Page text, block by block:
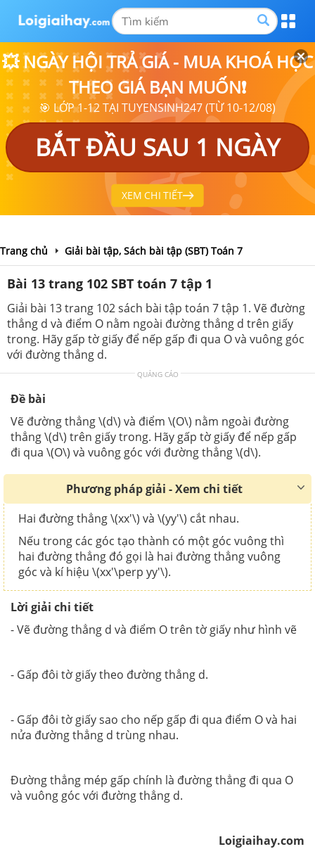
💥 NGÀY HỘI TRẢ GIÁ - MUA KHOÁ HỌC
THEO GIÁ BẠN MUỐN❗
🎯 LỚP 1-12 TẠI TUYENSINH247 (TỪ 10-12/08)
BẮT ĐẦU SAU 1 NGÀY
XEM CHI TIẾT
Trang chủ Giải bài tập, Sách bài tập (SBT) Toán 7
Bài 13 trang 102 SBT toán 7 tập 1
Giải bài 13 trang 102 sách bài tập toán 7 tập 1. Vẽ đường
thẳng d và điểm O nằm ngoài đường thẳng d trên giấy
trong. Hãy gấp tờ giấy để nếp gấp đi qua O và vuông góc
với đường thẳng d.
QUẢNG CÁO
Đề bài
Vẽ đường thẳng \(d\) và điểm \(O\) nằm ngoài đường
thẳng \(d\) trên giấy trong. Hãy gấp tờ giấy để nếp gấp
đi qua \(O\) và vuông góc với đường thẳng \(d\).
Phương pháp giải - Xem chi tiết
Hai đường thẳng \(xx'\) và \(yy'\) cắt nhau.
Nếu trong các góc tạo thành có một góc vuông thì
hai đường thẳng đó gọi là hai đường thẳng vuông
góc và kí hiệu \(xx'\perp yy'\).
Lời giải chi tiết
- Vẽ đường thẳng d và điểm O trên tờ giấy như hình vẽ
- Gấp đôi tờ giấy theo đường thẳng d.
- Gấp đôi tờ giấy sao cho nếp gấp đi qua điểm O và hai
nửa đường thẳng d trùng nhau.
Đường thẳng mép gấp chính là đường thẳng đi qua O
và vuông góc với đường thẳng d.
Loigiaihay.com